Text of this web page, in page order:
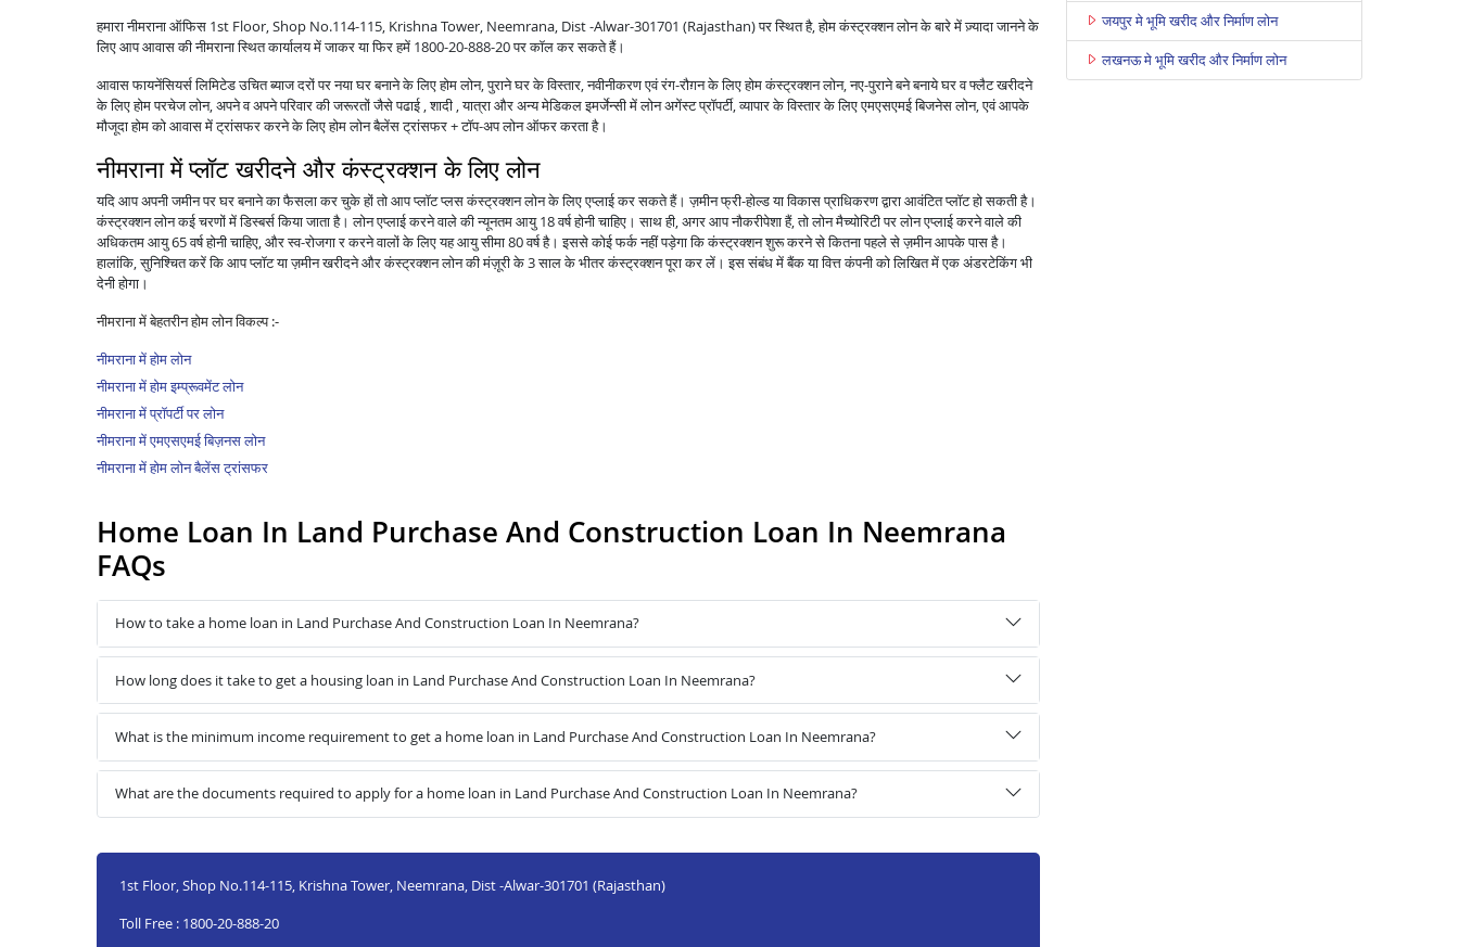
हमारा नीमराना ऑफिस 1st Floor, Shop No.114-115, Krishna Tower, Neemrana, Dist -Alwar-301701 (Rajasthan) पर स्थित है, होम कंस्ट्रक्शन लोन के बारे में ज़्यादा जानने के
लिए आप आवास की नीमराना स्थित कार्यालय में जाकर या फिर हमें 1800-20-888-20 पर कॉल कर सकते हैं।
आवास फायनेंसियर्स लिमिटेड उचित ब्याज दरों पर नया घर बनाने के लिए होम लोन, पुराने घर के विस्तार, नवीनीकरण एवं रंग-रौग़न के लिए होम कंस्ट्रक्शन लोन, नए-पुराने बने बनाये घर व फ्लैट खरीदने
के लिए होम परचेज लोन, अपने व अपने परिवार की जरूरतों जैसे पढाई , शादी , यात्रा और अन्य मेडिकल इमर्जेन्सी में लोन अगेंस्ट प्रॉपर्टी, व्यापार के विस्तार के लिए एमएसएमई बिजनेस लोन, एवं आपके
मौजूदा होम को आवास में ट्रांसफर करने के लिए होम लोन बैलेंस ट्रांसफर + टॉप-अप लोन ऑफर करता है।
नीमराना में प्लॉट खरीदने और कंस्ट्रक्शन के लिए लोन
यदि आप अपनी जमीन पर घर बनाने का फैसला कर चुके हों तो आप प्लॉट प्लस कंस्ट्रक्शन लोन के लिए एप्लाई कर सकते हैं। ज़मीन फ्री-होल्ड या विकास प्राधिकरण द्वारा आवंटित प्लॉट हो सकती है।
कंस्ट्रक्शन लोन कई चरणों में डिस्बर्स किया जाता है। लोन एप्लाई करने वाले की न्यूनतम आयु 18 वर्ष होनी चाहिए। साथ ही, अगर आप नौकरीपेशा हैं, तो लोन मैच्योरिटी पर लोन एप्लाई करने वाले की
अधिकतम आयु 65 वर्ष होनी चाहिए, और स्व-रोजगा र करने वालों के लिए यह आयु सीमा 80 वर्ष है। इससे कोई फर्क नहीं पड़ेगा कि कंस्ट्रक्शन शुरू करने से कितना पहले से ज़मीन आपके पास है।
हालांकि, सुनिश्चित करें कि आप प्लॉट या ज़मीन खरीदने और कंस्ट्रक्शन लोन की मंज़ूरी के 3 साल के भीतर कंस्ट्रक्शन पूरा कर लें। इस संबंध में बैंक या वित्त कंपनी को लिखित में एक अंडरटेकिंग भी
देनी होगा।
नीमराना में बेहतरीन होम लोन विकल्प :-
नीमराना में होम लोन
नीमराना में होम इम्प्रूवमेंट लोन
नीमराना में प्रॉपर्टी पर लोन
नीमराना में एमएसएमई बिज़नस लोन
नीमराना में होम लोन बैलेंस ट्रांसफर
Home Loan In Land Purchase And Construction Loan In Neemrana
FAQs
How to take a home loan in Land Purchase And Construction Loan In Neemrana?
How long does it take to get a housing loan in Land Purchase And Construction Loan In Neemrana?
What is the minimum income requirement to get a home loan in Land Purchase And Construction Loan In Neemrana?
What are the documents required to apply for a home loan in Land Purchase And Construction Loan In Neemrana?
1st Floor, Shop No.114-115, Krishna Tower, Neemrana, Dist -Alwar-301701 (Rajasthan)
Toll Free : 1800-20-888-20
जयपुर मे भूमि खरीद और निर्माण लोन
लखनऊ मे भूमि खरीद और निर्माण लोन